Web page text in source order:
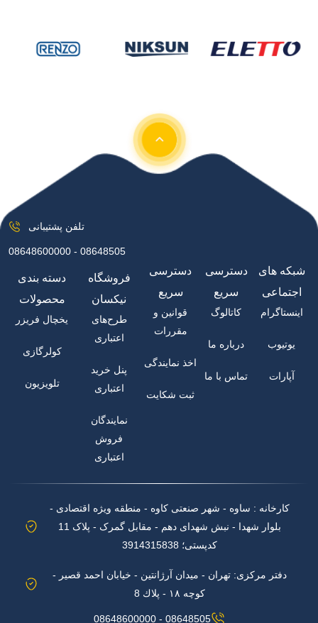
تلفن پشتیبانی
08648600000 - 08648505
دسته بندی
محصولات
یخچال فریزر
کولرگازی
تلویزیون
فروشگاه
نیکسان
طرح‌های
اعتباری
پنل خرید
اعتباری
نمایندگان
فروش
اعتباری
دسترسی
سریع
قوانین و
مقررات
اخذ نمایندگی
ثبت شکایت
دسترسی
سریع
کاتالوگ
درباره ما
تماس با ما
شبکه های
اجتماعی
اینستاگرام
یوتیوب
آپارات
کارخانه : ساوه - شهر صنعتی کاوه - منطقه ویژه اقتصادی -
بلوار شهدا - نبش شهدای دهم - مقابل گمرک - پلاک 11
کدپستی؛ 3914315838
دفتر مرکزی: تهران - میدان آرژانتین - خیابان احمد قصیر -
کوچه ۱۸ - پلاك 8
08648600000 - 08648505